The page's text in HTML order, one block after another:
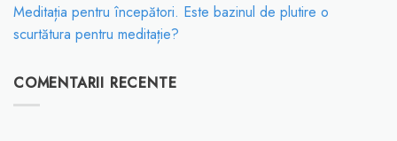
Meditația pentru începători. Este bazinul de plutire o
scurtătura pentru meditație?
COMENTARII RECENTE